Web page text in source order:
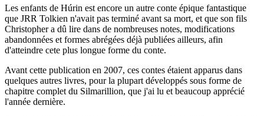
Les enfants de Húrin est encore un autre conte épique fantastique
que JRR Tolkien n'avait pas terminé avant sa mort, et que son fils
Christopher a dû lire dans de nombreuses notes, modifications
abandonnées et formes abrégées déjà publiées ailleurs, afin
d'atteindre cete plus longue forme du conte.
Avant cette publication en 2007, ces contes étaient apparus dans
quelques autres livres, pour la plupart développés sous forme de
chapitre complet du Silmarillion, que j'ai lu et beaucoup apprécié
l'année dernière.